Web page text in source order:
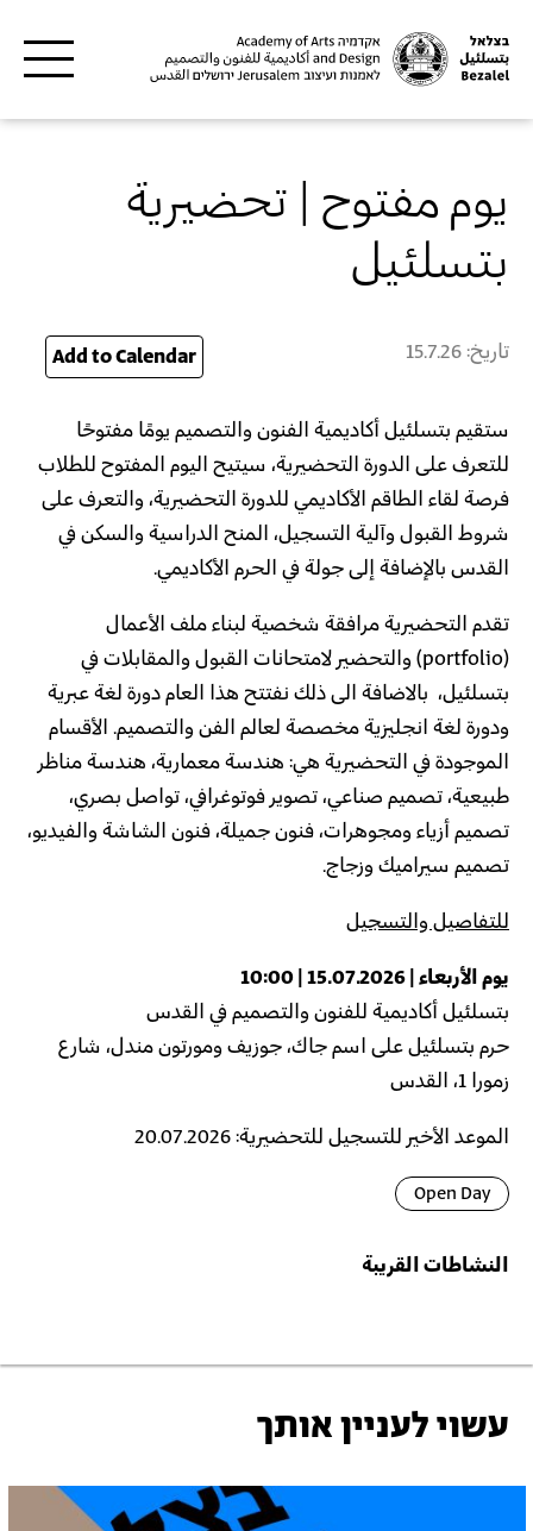
يوم مفتوح | تحضيرية
بتسلئيل
تاريخ: 15.7.26
Add to Calendar
ستقيم بتسلئيل أكاديمية الفنون والتصميم يومًا مفتوحًا
للتعرف على الدورة التحضيرية، سيتيح اليوم المفتوح للطلاب
فرصة لقاء الطاقم الأكاديمي للدورة التحضيرية، والتعرف على
شروط القبول وآلية التسجيل، المنح الدراسية والسكن في
القدس بالإضافة إلى جولة في الحرم الأكاديمي.
تقدم التحضيرية مرافقة شخصية لبناء ملف الأعمال
(portfolio) والتحضير لامتحانات القبول والمقابلات في
بتسلئيل، بالاضافة الى ذلك نفتتح هذا العام دورة لغة عبرية
ودورة لغة انجليزية مخصصة لعالم الفن والتصميم. الأقسام
الموجودة في التحضيرية هي: هندسة معمارية، هندسة مناظر
طبيعية، تصميم صناعي، تصوير فوتوغرافي، تواصل بصري،
تصميم أزياء ومجوهرات، فنون جميلة، فنون الشاشة والفيديو،
تصميم سيراميك وزجاج.
للتفاصيل والتسجيل
يوم الأربعاء | 15.07.2026 | 10:00
بتسلئيل أكاديمية للفنون والتصميم في القدس
حرم بتسلئيل على اسم جاك، جوزيف ومورتون مندل، شارع
زمورا 1، القدس
الموعد الأخير للتسجيل للتحضيرية: 20.07.2026
Open Day
النشاطات القريبة
עשוי לעניין אותך